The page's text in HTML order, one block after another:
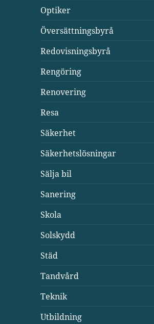
Optiker
Översättningsbyrå
Redovisningsbyrå
Rengöring
Renovering
Resa
Säkerhet
Säkerhetslösningar
Sälja bil
Sanering
Skola
Solskydd
Städ
Tandvård
Teknik
Utbildning